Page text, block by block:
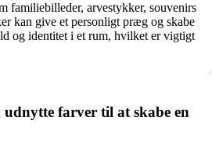
familiebilleder, arvestykker, souvenirs
kan give et personligt præg og skabe
og identitet i et rum, hvilket er vigtigt
farver til at skabe en